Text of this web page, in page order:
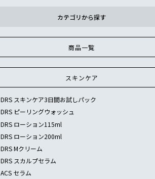
カテゴリから探す
商品一覧
スキンケア
DRS スキンケア3日間お試しパック
DRS ピーリングウォッシュ
DRS ローション115ml
DRS ローション200ml
DRS Mクリーム
DRS スカルプセラム
ACS セラム